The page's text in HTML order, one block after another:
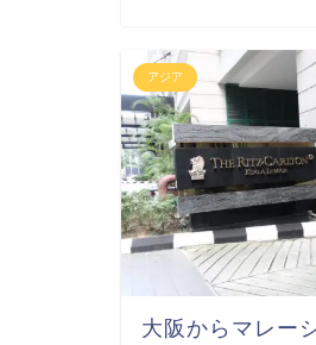
アジア
大阪からマレー